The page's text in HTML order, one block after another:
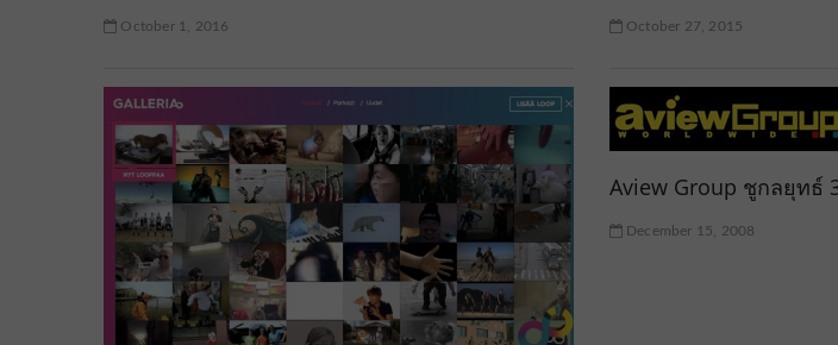
October 1, 2016 October 27, 2015
Aview Group ชูกลยุทธ์
December 15, 2008